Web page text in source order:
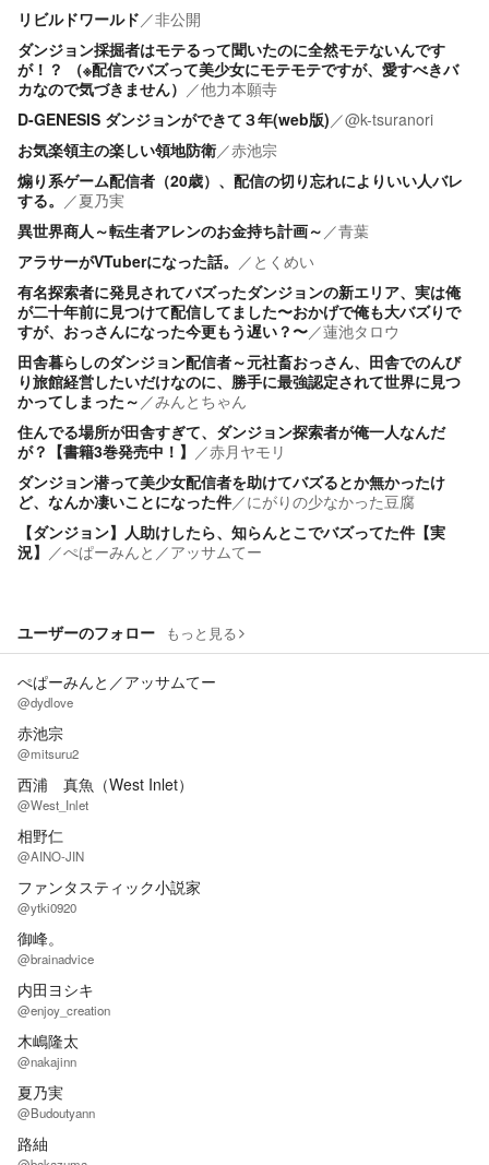
リビルドワールド／非公開
ダンジョン採掘者はモテるって聞いたのに全然モテないんです
が！？ （※配信でバズって美少女にモテモテですが、愛すべきバ
カなので気づきません） ／他力本願寺
D-GENESIS ダンジョンができて３年(web版)／@k-tsuranori
お気楽領主の楽しい領地防衛／赤池宗
煽り系ゲーム配信者（20歳）、配信の切り忘れによりいい人バレ
する。 ／夏乃実
異世界商人～転生者アレンのお金持ち計画～ ／青葉
アラサーがVTuberになった話。 ／ とくめい
有名探索者に発見されてバズったダンジョンの新エリア、実は俺
が二十年前に見つけて配信してました〜おかげで俺も大バズりで
すが、おっさんになった今更もう遅い？〜／蓮池タロウ
田舎暮らしのダンジョン配信者～元社畜おっさん、田舎でのんび
り旅館経営したいだけなのに、勝手に最強認定されて世界に見つ
かってしまった～ ／みんとちゃん
住んでる場所が田舎すぎて、ダンジョン探索者が俺一人なんだ
が？【書籍3巻発売中！】 ／赤月ヤモリ
ダンジョン潜って美少女配信者を助けてバズるとか無かったけ
ど、なんか凄いことになった件／にがりの少なかった豆腐
【ダンジョン】人助けしたら、知らんとこでバズってた件【実
況】 ／ぺぱーみんと／アッサムてー
ユーザーのフォロー もっと見る
ぺぱーみんと／アッサムてー
@dydlove
赤池宗
@mitsuru2
西浦 真魚（West Inlet）
@West_Inlet
相野仁
@AINO-JIN
ファンタスティック小説家
@ytki0920
御峰。
@brainadvice
内田ヨシキ
@enjoy_creation
木嶋隆太
@nakajinn
夏乃実
@Budoutyann
路紬